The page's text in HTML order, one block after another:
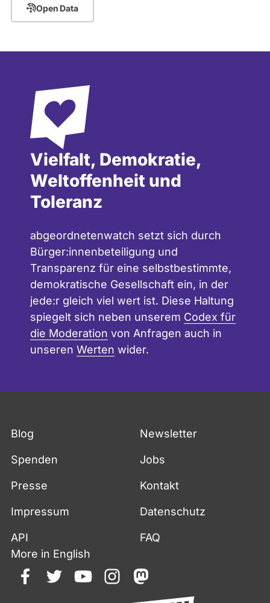
Open Data
Vielfalt, Demokratie,
Weltoffenheit und
Toleranz
abgeordnetenwatch setzt sich durch
Bürger:innenbeteiligung und
Transparenz für eine selbstbestimmte,
demokratische Gesellschaft ein, in der
jede:r gleich viel wert ist. Diese Haltung
spiegelt sich neben unserem Codex für
die Moderation von Anfragen auch in
unseren Werten wider.
Blog Newsletter
Spenden Jobs
Presse Kontakt
Impressum Datenschutz
API
FAQ
More in English
facebooktwitteryoutubeinstagrammastodon